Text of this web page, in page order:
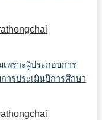
พราะผู้ประกอบการ
ารประเมินปีการศึกษา